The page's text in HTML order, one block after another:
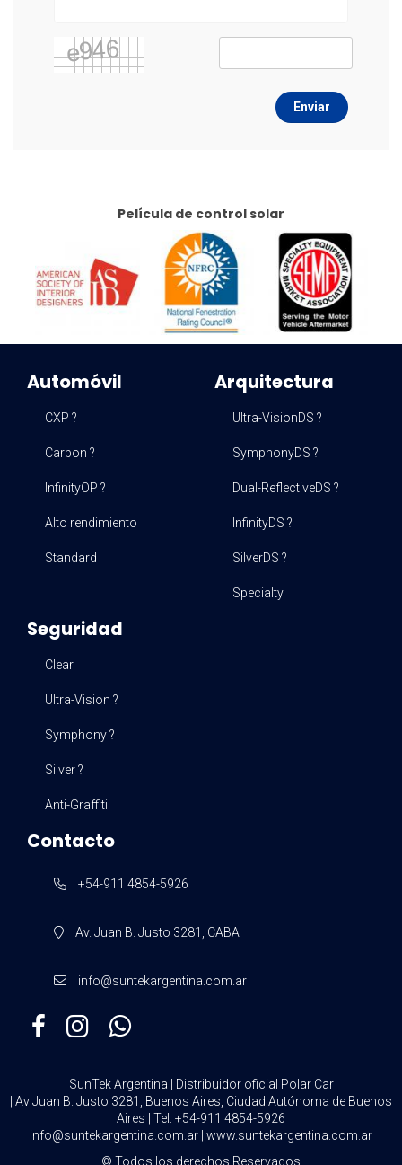
Enviar
Película de control solar
Automóvil
CXP ?
Carbon ?
InfinityOP ?
Alto rendimiento
Standard
Arquitectura
Ultra-VisionDS ?
SymphonyDS ?
Dual-ReflectiveDS ?
InfinityDS ?
SilverDS ?
Specialty
Seguridad
Clear
Ultra-Vision ?
Symphony ?
Silver ?
Anti-Graffiti
Contacto
+54-911 4854-5926
Av. Juan B. Justo 3281, CABA
info@suntekargentina.com.ar
SunTek Argentina | Distribuidor oficial Polar Car
| Av Juan B. Justo 3281, Buenos Aires, Ciudad Autónoma de Buenos
Aires | Tel: +54-911 4854-5926
info@suntekargentina.com.ar www.suntekargentina.com.ar
© Todos los derechos Reservados